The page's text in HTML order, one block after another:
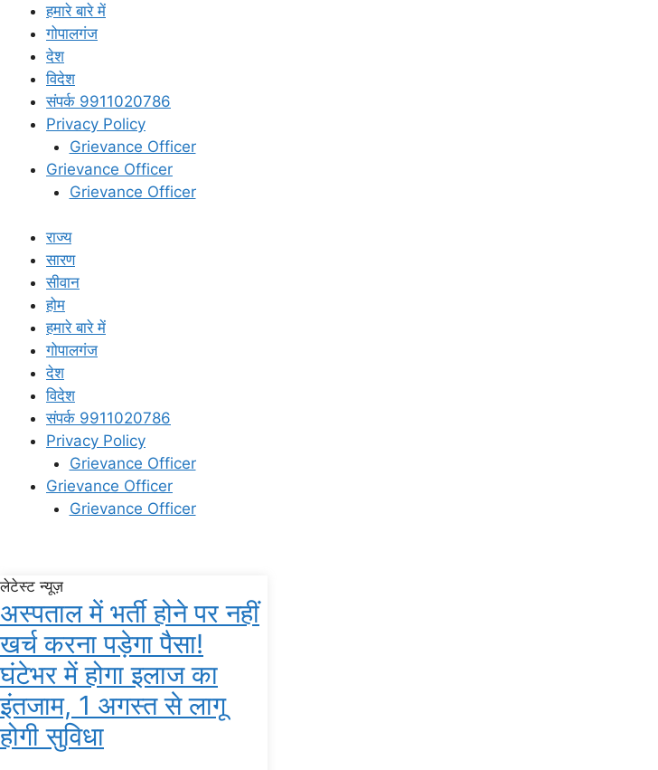
हमारे बारे में
गोपालगंज
देश
विदेश
संपर्क 9911020786
Privacy Policy
Grievance Officer
Grievance Officer
Grievance Officer
राज्य
सारण
सीवान
होम
हमारे बारे में
गोपालगंज
देश
विदेश
संपर्क 9911020786
Privacy Policy
Grievance Officer
Grievance Officer
Grievance Officer
लेटेस्ट न्यूज़
अस्‍पताल में भर्ती होने पर नहीं
खर्च करना पड़ेगा पैसा!
घंटेभर में होगा इलाज का
इंतजाम, 1 अगस्‍त से लागू
होगी सुविधा